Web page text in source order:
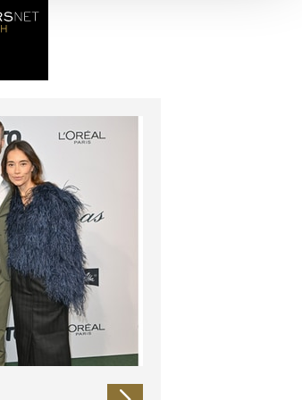
Partner führen diese Informationen
oder die sie im Rahmen Ihrer Nutzung